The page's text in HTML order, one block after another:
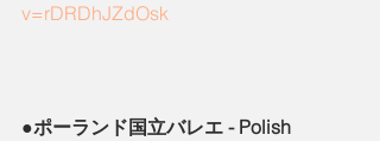
v=rDRDhJZdOsk
●ポーランド国立バレエ - Polish